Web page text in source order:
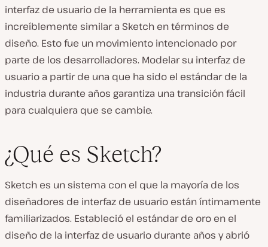
interfaz de usuario de la herramienta es que es
increíblemente similar a Sketch en términos de
diseño. Esto fue un movimiento intencionado por
parte de los desarrolladores. Modelar su interfaz de
usuario a partir de una que ha sido el estándar de la
industria durante años garantiza una transición fácil
para cualquiera que se cambie.
¿Qué es Sketch?
Sketch es un sistema con el que la mayoría de los
diseñadores de interfaz de usuario están íntimamente
familiarizados. Estableció el estándar de oro en el
diseño de la interfaz de usuario durante años y abrió